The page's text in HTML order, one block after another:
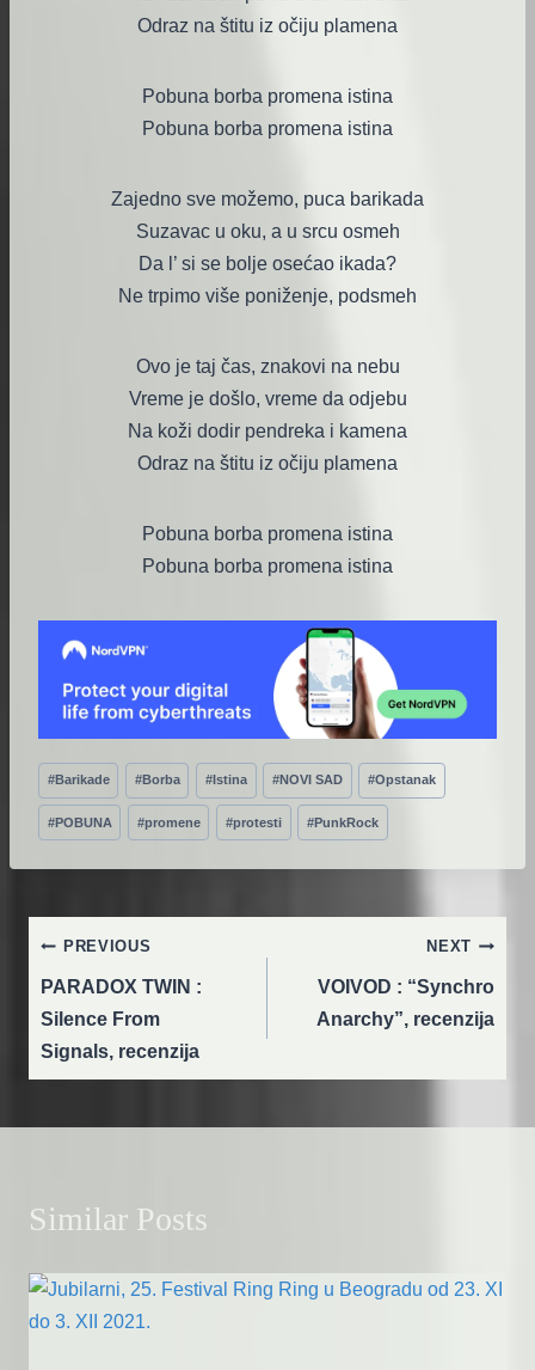
Odraz na štitu iz očiju plamena
Pobuna borba promena istina
Pobuna borba promena istina
Zajedno sve možemo, puca barikada
Suzavac u oku, a u srcu osmeh
Da l’ si se bolje osećao ikada?
Ne trpimo više poniženje, podsmeh
Ovo je taj čas, znakovi na nebu
Vreme je došlo, vreme da odjebu
Na koži dodir pendreka i kamena
Odraz na štitu iz očiju plamena
Pobuna borba promena istina
Pobuna borba promena istina
Post
Tags:
#Barikade #Borba #Istina #NOVI SAD #Opstanak
#POBUNA #promene #protesti #PunkRock
Post
navigation
PREVIOUS
PARADOX TWIN :
Silence From
Signals, recenzija
NEXT
VOIVOD : “Synchro
Anarchy”, recenzija
Similar Posts